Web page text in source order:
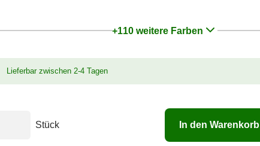
+110 weitere Farben
Lieferbar zwischen 2-4 Tagen
Stück In den Warenkorb